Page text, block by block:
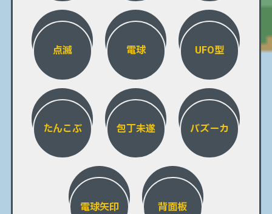
点滅 電球 UFO型
たんこぶ 包丁未遂 バズーカ
電球矢印 背面板